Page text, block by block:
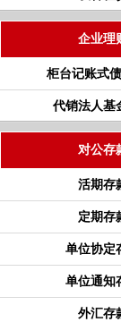
企业理
柜台记账式
代销法人基
对公存
活期存
定期存
单位协定
单位通知
外汇存